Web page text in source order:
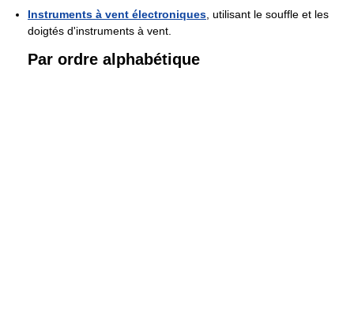
Instruments à vent électroniques , utilisant le souffle et les
doigtés d'instruments à vent.
Par ordre alphabétique